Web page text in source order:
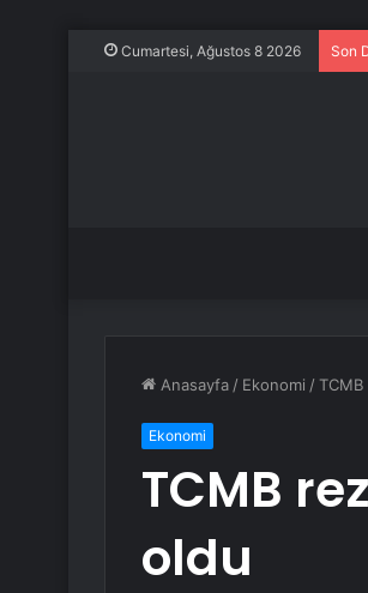
Cumartesi, Ağustos 8 2026 Son
Anasayfa / Ekonomi /
Ekonomi
TCMB
oldu